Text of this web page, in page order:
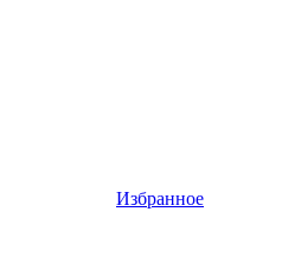
Избранное